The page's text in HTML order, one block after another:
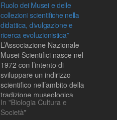
Ruolo dei Musei e delle
collezioni scientifiche nella
didattica, divulgazione e
ricerca evoluzionistica”
L’Associazione Nazionale
Musei Scientifici nasce nel
1972 con l’intento di
sviluppare un indirizzo
scientifico nell’ambito della
tradizione museologica
italiana. Essa sostiene
l’eccellenza nello sviluppo
In "Biologia Cultura e
Società"